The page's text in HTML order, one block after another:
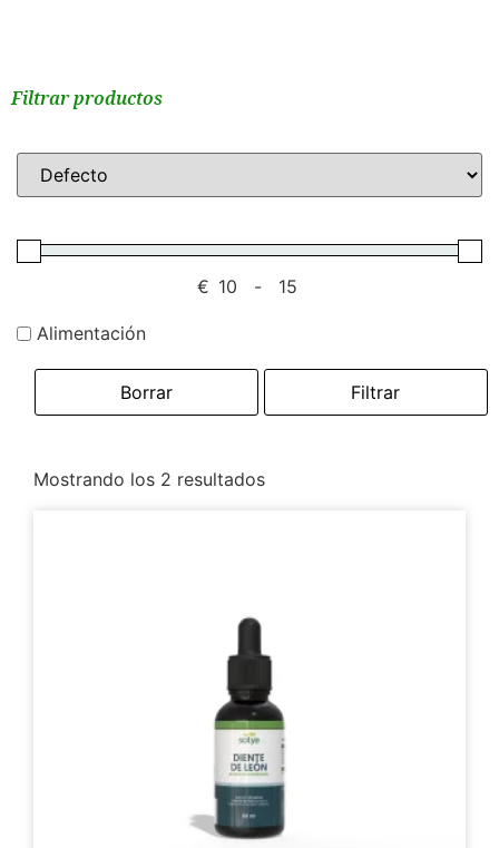
Filtrar productos
€ -
Alimentación
Filtrar
Borrar
Mostrando los 2 resultados